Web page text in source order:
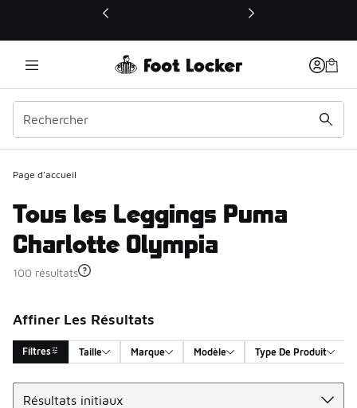
Ce lien ouvrira une nouvelle fenêtre
Page d'accueil
Tous les Leggings Puma
Charlotte Olympia
100 résultats
Affiner Les Résultats
Filtres Taille Marque Modèle Type De Produit
Search Results